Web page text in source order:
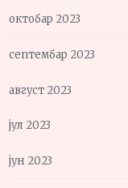
октобар 2023
септембар 2023
август 2023
јул 2023
јун 2023